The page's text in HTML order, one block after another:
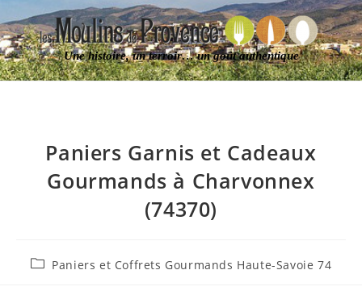
Une histoire, un terroir… un goût authentique
Paniers Garnis et Cadeaux
Gourmands à Charvonnex
(74370)
Paniers et Coffrets Gourmands Haute-Savoie 74